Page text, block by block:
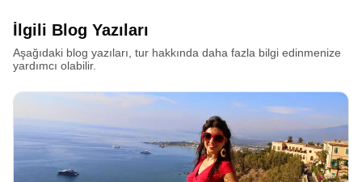
dinlemeniz ve atmosferi ciğerlerinize kadar solumanız için
çıkarak hem popüler meydanları hem de gizli kalmış sokakları
sürerken, İspanyol Merdivenlerinde bir Roma dondurması
yemenin tadına varacaksınız. Amacımız, size sadece turistik
yerleri göstermek değil, İtalyan yaşam tarzını, o meşhur dolce
vitayı deneyimlemektir.
Büyük İtalya turu nedir, En iyi İtalya
turu hangisidiye akılınıza bazı sorular takılabilir. Tüm cevapları
burada bulacaksınız.
İlgili Blog Yazıları
Aşağıdaki blog yazıları, tur hakkında daha fazla bilgi edinmenize
yardımcı olabilir.